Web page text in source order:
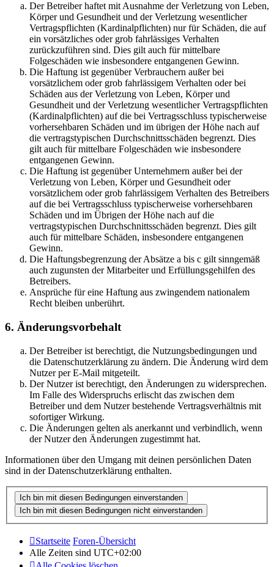
Der Betreiber haftet mit Ausnahme der Verletzung von Leben,
Körper und Gesundheit und der Verletzung wesentlicher
Vertragspflichten (Kardinalpflichten) nur für Schäden, die auf
ein vorsätzliches oder grob fahrlässiges Verhalten
zurückzuführen sind. Dies gilt auch für mittelbare
Folgeschäden wie insbesondere entgangenen Gewinn.
Die Haftung ist gegenüber Verbrauchern außer bei
vorsätzlichem oder grob fahrlässigem Verhalten oder bei
Schäden aus der Verletzung von Leben, Körper und
Gesundheit und der Verletzung wesentlicher Vertragspflichten
(Kardinalpflichten) auf die bei Vertragsschluss typischerweise
vorhersehbaren Schäden und im übrigen der Höhe nach auf
die vertragstypischen Durchschnittsschäden begrenzt. Dies
gilt auch für mittelbare Folgeschäden wie insbesondere
entgangenen Gewinn.
Die Haftung ist gegenüber Unternehmern außer bei der
Verletzung von Leben, Körper und Gesundheit oder
vorsätzlichem oder grob fahrlässigem Verhalten des Betreibers
auf die bei Vertragsschluss typischerweise vorhersehbaren
Schäden und im Übrigen der Höhe nach auf die
vertragstypischen Durchschnittsschäden begrenzt. Dies gilt
auch für mittelbare Schäden, insbesondere entgangenen
Gewinn.
Die Haftungsbegrenzung der Absätze a bis c gilt sinngemäß
auch zugunsten der Mitarbeiter und Erfüllungsgehilfen des
Betreibers.
Ansprüche für eine Haftung aus zwingendem nationalem
Recht bleiben unberührt.
6. Änderungsvorbehalt
Der Betreiber ist berechtigt, die Nutzungsbedingungen und
die Datenschutzerklärung zu ändern. Die Änderung wird dem
Nutzer per E-Mail mitgeteilt.
Der Nutzer ist berechtigt, den Änderungen zu widersprechen.
Im Falle des Widerspruchs erlischt das zwischen dem
Betreiber und dem Nutzer bestehende Vertragsverhältnis mit
sofortiger Wirkung.
Die Änderungen gelten als anerkannt und verbindlich, wenn
der Nutzer den Änderungen zugestimmt hat.
Informationen über den Umgang mit deinen persönlichen Daten
sind in der Datenschutzerklärung enthalten.
Startseite Foren-Übersicht
Alle Zeiten sind UTC+02:00